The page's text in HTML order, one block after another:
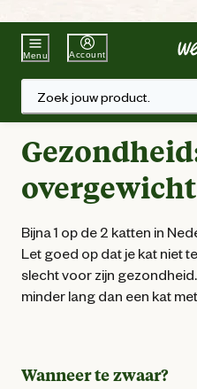
Beste
Menu Account
Zoek jouw product.
Bijna 1 op de 2 katten in
Let goed op dat je kat niet
slecht voor zijn
minder lang dan een kat
Wanneer te zwaar?